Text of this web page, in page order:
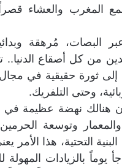
المغرب والعشاء
البصات، مُرهقة
من كل أصقاع الدنيا..
إلى ثورة حقيقية في
وحتى التلفريك.
هنالك نهضة عظيمة
والمعمار وتوسعة
التحتية، هذا الأمر
يوماً بالزيادات المهولة